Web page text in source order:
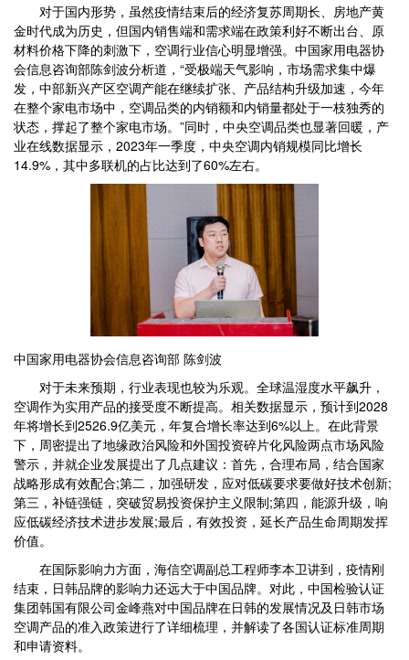
对于国内形势，虽然疫情结束后的经济复苏周期长、房地产黄
金时代成为历史，但国内销售端和需求端在政策利好不断出台、原
材料价格下降的刺激下，空调行业信心明显增强。中国家用电器协
会信息咨询部陈剑波分析道，“受极端天气影响，市场需求集中爆
发，中部新兴产区空调产能在继续扩张、产品结构升级加速，今年
在整个家电市场中，空调品类的内销额和内销量都处于一枝独秀的
状态，撑起了整个家电市场。”同时，中央空调品类也显著回暖，产
业在线数据显示，2023年一季度，中央空调内销规模同比增长
14.9%，其中多联机的占比达到了60%左右。
中国家用电器协会信息咨询部 陈剑波
对于未来预期，行业表现也较为乐观。全球温湿度水平飙升，
空调作为实用产品的接受度不断提高。相关数据显示，预计到2028
年将增长到2526.9亿美元，年复合增长率达到6%以上。在此背景
下，周密提出了地缘政治风险和外国投资碎片化风险两点市场风险
警示，并就企业发展提出了几点建议：首先，合理布局，结合国家
战略形成有效配合;第二，加强研发，应对低碳要求要做好技术创新;
第三，补链强链，突破贸易投资保护主义限制;第四，能源升级，响
应低碳经济技术进步发展;最后，有效投资，延长产品生命周期发挥
价值。
在国际影响力方面，海信空调副总工程师李本卫讲到，疫情刚
结束，日韩品牌的影响力还远大于中国品牌。对此，中国检验认证
集团韩国有限公司金峰燕对中国品牌在日韩的发展情况及日韩市场
空调产品的准入政策进行了详细梳理，并解读了各国认证标准周期
和申请资料。